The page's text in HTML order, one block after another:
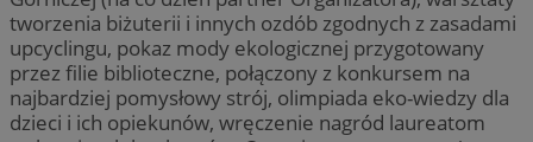
tworzenia biżuterii i innych ozdób zgodnych z zasadami
upcyclingu, pokaz mody ekologicznej przygotowany
przez filie biblioteczne, połączony z konkursem na
najbardziej pomysłowy strój, olimpiada eko-wiedzy dla
dzieci i ich opiekunów, wręczenie nagród laureatom